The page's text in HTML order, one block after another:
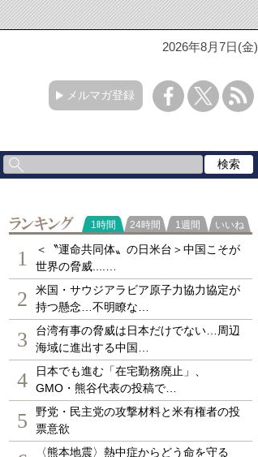
2026年8月7日(金)
メルマガ登録
ランキング
1時間 24時間 1週間 いいね
1
＜〝運命共同体〟の日米台＞中国こそが
世界の脅威....…
2
米国・サウジアラビア原子力協力協定が
持つ懸念…不明瞭な…
3
台湾有事の脅威は日本だけでない…周辺
海域に進出する中国…
4
日本でも進む「在宅勤務廃止」、
GMO・熊谷代表の投稿で…
5
野党・民主党の攻撃材料と米有権者の投
票意欲
〈熊本地震〉熱中症からどう命を守る